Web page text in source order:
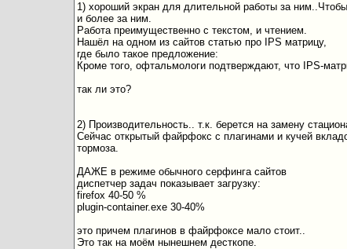
1) хороший экран для длительной работы за
и более за ним.
Работа преимущественно с текстом, и чтением.
Нашёл на одном из сайтов статью про IPS матрицу,
где было такое предложение:
Кроме того, офтальмологи подтверждают, что IPS-
так ли это?
2) Производительность.. т.к. берется на замену
Сейчас открытый файрфокс с плагинами и кучей
тормоза.
ДАЖЕ в режиме обычного серфинга сайтов
диспетчер задач показывает загрузку:
firefox 40-50 %
plugin-container.exe 30-40%
это причем плагинов в файрфоксе мало стоит..
Это так на моём нынешнем десткопе.